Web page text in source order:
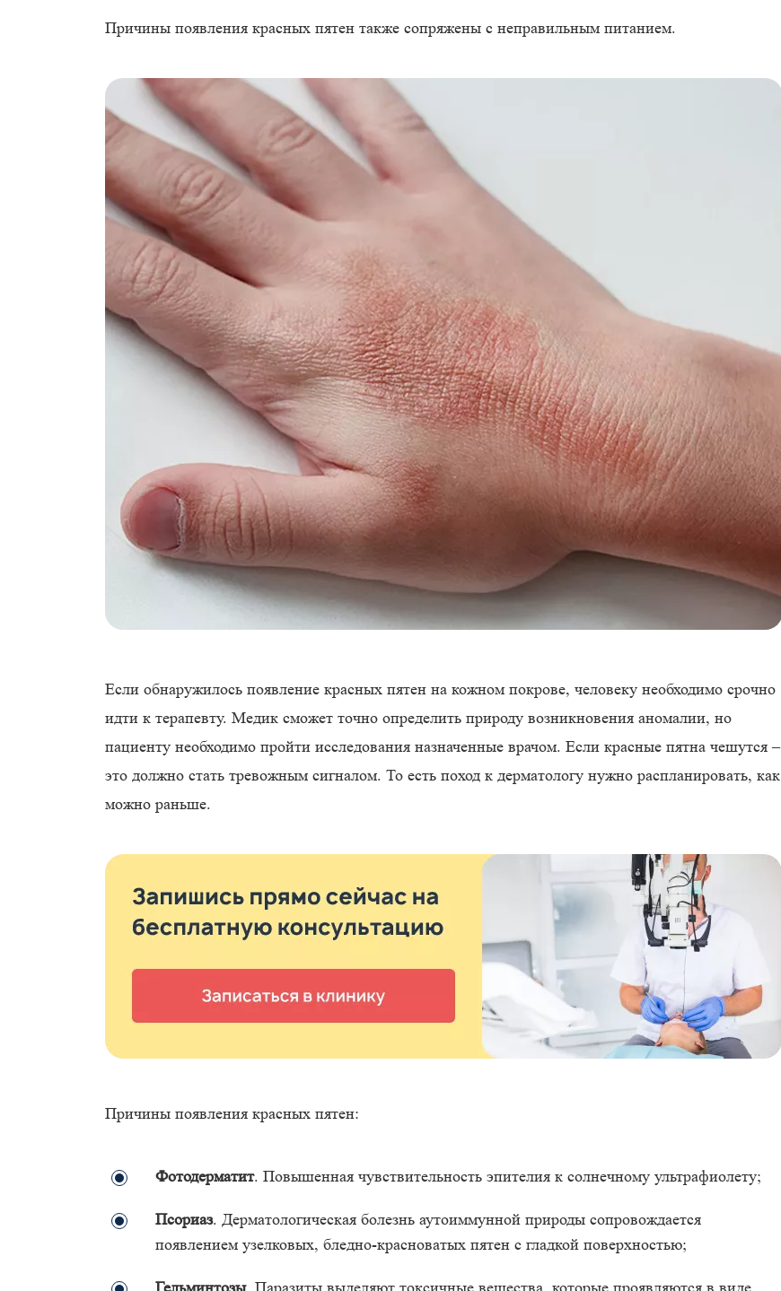
Причины появления красных пятен также сопряжены с неправильным питанием.
Если обнаружилось появление красных пятен на кожном покрове, человеку необходимо срочно
идти к терапевту. Медик сможет точно определить природу возникновения аномалии, но
пациенту необходимо пройти исследования назначенные врачом. Если красные пятна чешутся –
это должно стать тревожным сигналом. То есть поход к дерматологу нужно распланировать, как
можно раньше.
Причины появления красных пятен:
Фотодерматит. Повышенная чувствительность эпителия к солнечному ультрафиолету;
Псориаз. Дерматологическая болезнь аутоиммунной природы сопровождается
появлением узелковых, бледно-красноватых пятен с гладкой поверхностью;
Гельминтозы. Паразиты выделяют токсичные вещества, которые проявляются в виде